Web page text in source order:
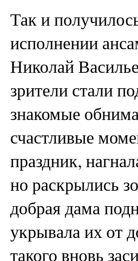
Так и
исполнении
Николай
зрители стали
знакомые
счастливые
праздник,
но раскрылись
добрая дама
укрывала их от
такого вновь